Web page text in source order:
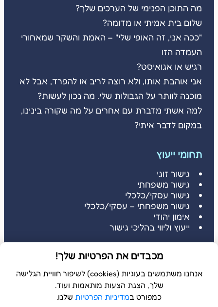
מה התוכן הפנימי של הערכים שלך?
שלום בית אמיתי או מדומה?
"ככה אני, זה האופי שלי" – האמת והשקר שמאחורי
העמדה הזו
רגיש או אגואיסט?
אני אוהבת אותו, ולא רוצה לריב או להפרד, אבל לא
מוכנה לוותר על הגבולות שלי. מה נכון לעשות?
למה אשתי מדברת עם אחרים על מה שקורה בינינו,
במקום לדבר איתי?
תחומי ייעוץ
גישור זוגי
גישור משפחתי
גישור עסקי/כלכלי
גישור משפחתי – עסקי/כלכלי
אימון יהודי
ייעוץ וליווי בהליכי גישור
דברו איתי
דברו איתי: 052-3686485
שלחו הודעה: 052-3686485
מכבדים את הפרטיות שלך!
אנחנו משתמשים בעוגיות (cookies) לשיפור חוויית הגלישה
שלך, הצגת הצעות מותאמות ועוד.
כמפורט במדיניות הפרטיות שלנו.